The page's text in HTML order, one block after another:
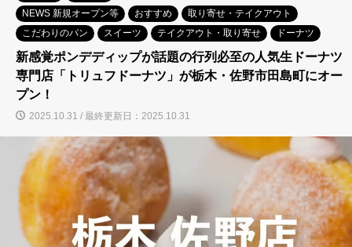
NEWS 新規オープン等
おすすめ
取り寄せ・テイクアウト
こだわりのパン
スイーツ テイクアウト・取り寄せ ドーナツ
新感覚ポンデディップが話題の行列必至の人気生ドーナツ
専門店「トリュフドーナツ」が栃木・佐野市田島町にオー
プン！
2025.10.31 / 最終更新日：2025.10.31